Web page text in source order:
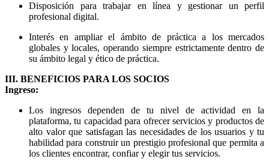
Disposición para trabajar en línea y gestionar un perfil
profesional digital.
Interés en ampliar el ámbito de práctica a los mercados
globales y locales, operando siempre estrictamente dentro de
su ámbito legal y ético de práctica.
III. BENEFICIOS PARA LOS SOCIOS
Ingreso:
Los ingresos dependen de tu nivel de actividad en la
plataforma, tu capacidad para ofrecer servicios y productos de
alto valor que satisfagan las necesidades de los usuarios y tu
habilidad para construir un prestigio profesional que permita a
los clientes encontrar, confiar y elegir tus servicios.